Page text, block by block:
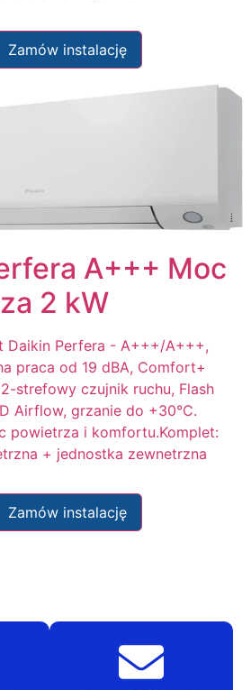
Zamów instalację
A+++ Moc
2 kW
Daikin Perfera - A+++/A+++,
praca od 19 dBA, Comfort+
strefowy czujnik ruchu, Flash
Airflow, grzanie do +30°C.
powietrza i komfortu.Komplet:
+ jednostka zewnetrzna
Zamów instalację